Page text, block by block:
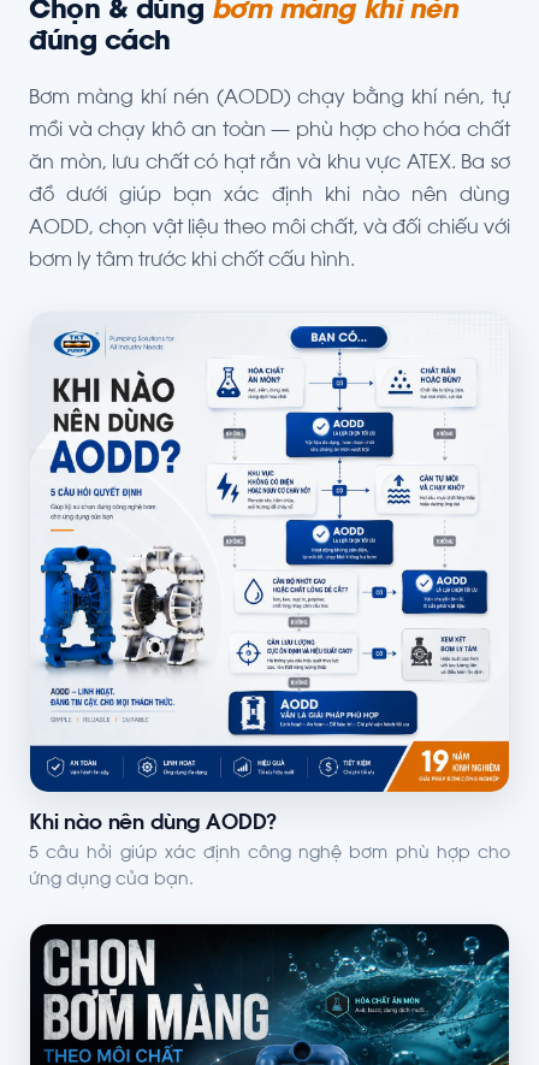
Chọn & dùng bơm màng khí nén
đúng cách
Bơm màng khí nén (AODD) chạy bằng khí nén, tự
mồi và chạy khô an toàn — phù hợp cho hóa chất
ăn mòn, lưu chất có hạt rắn và khu vực ATEX. Ba sơ
đồ dưới giúp bạn xác định khi nào nên dùng
AODD, chọn vật liệu theo môi chất, và đối chiếu với
bơm ly tâm trước khi chốt cấu hình.
Khi nào nên dùng AODD?
5 câu hỏi giúp xác định công nghệ bơm phù hợp cho
ứng dụng của bạn.